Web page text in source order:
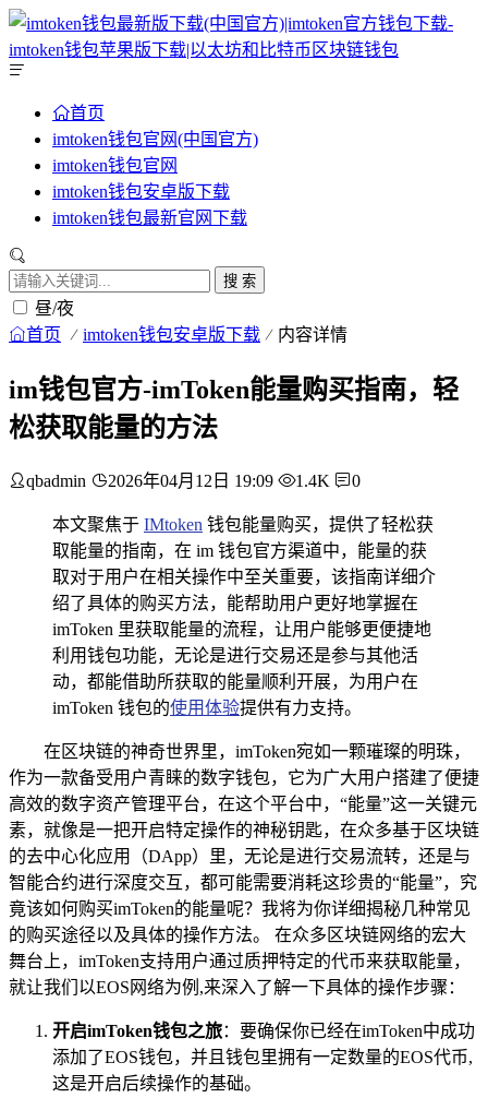
首页
imtoken钱包官网(中国官方)
imtoken钱包官网
imtoken钱包安卓版下载
imtoken钱包最新官网下载
搜 索
昼/夜
首页 imtoken钱包安卓版下载 内容详情
im钱包官方-imToken能量购买指南，轻
松获取能量的方法
qbadmin 2026年04月12日 19:09 1.4K 0
本文聚焦于 IMtoken 钱包能量购买，提供了轻松获
取能量的指南，在 im 钱包官方渠道中，能量的获
取对于用户在相关操作中至关重要，该指南详细介
绍了具体的购买方法，能帮助用户更好地掌握在
imToken 里获取能量的流程，让用户能够更便捷地
利用钱包功能，无论是进行交易还是参与其他活
动，都能借助所获取的能量顺利开展，为用户在
imToken 钱包的使用体验提供有力支持。
在区块链的神奇世界里，imToken宛如一颗璀璨的明珠，
作为一款备受用户青睐的数字钱包，它为广大用户搭建了便捷
高效的数字资产管理平台，在这个平台中，“能量”这一关键元
素，就像是一把开启特定操作的神秘钥匙，在众多基于区块链
的去中心化应用（DApp）里，无论是进行交易流转，还是与
智能合约进行深度交互，都可能需要消耗这珍贵的“能量”，究
竟该如何购买imToken的能量呢？我将为你详细揭秘几种常见
的购买途径以及具体的操作方法。 在众多区块链网络的宏大
舞台上，imToken支持用户通过质押特定的代币来获取能量，
就让我们以EOS网络为例,来深入了解一下具体的操作步骤：
开启imToken钱包之旅：要确保你已经在imToken中成功
添加了EOS钱包，并且钱包里拥有一定数量的EOS代币,
这是开启后续操作的基础。